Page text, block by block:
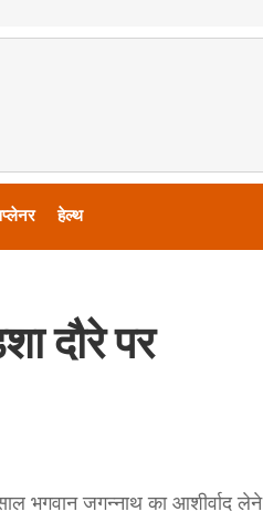
हेल्थ
दौरे पर
भगवान जगन्नाथ का आशीर्वाद लेने